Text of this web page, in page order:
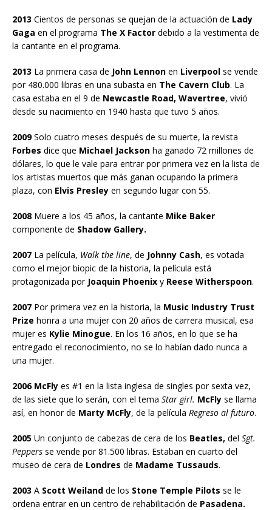
2013 Cientos de personas se quejan de la actuación de Lady
Gaga en el programa The X Factor debido a la vestimenta de
la cantante en el programa.
2013 La primera casa de John Lennon en Liverpool se vende
por 480.000 libras en una subasta en The Cavern Club. La
casa estaba en el 9 de Newcastle Road, Wavertree, vivió
desde su nacimiento en 1940 hasta que tuvo 5 años.
2009Solo cuatro meses después de su muerte, la revista
Forbes dice que Michael Jackson ha ganado 72 millones de
dólares, lo que le vale para entrar por primera vez en la lista de
los artistas muertos que más ganan ocupando la primera
plaza, con Elvis Presley en segundo lugar con 55.
2008 Muere a los 45 años, la cantante Mike Baker
componente de Shadow Gallery.
2007 La película, Walk the line, de Johnny Cash, es votada
como el mejor biopic de la historia, la película está
protagonizada por Joaquin Phoenix y Reese Witherspoon.
2007 Por primera vez en la historia, la Music Industry Trust
Prize honra a una mujer con 20 años de carrera musical, esa
mujer es Kylie Minogue. En los 16 años, en lo que se ha
entregado el reconocimiento, no se lo habían dado nunca a
una mujer.
2006 McFly es #1 en la lista inglesa de singles por sexta vez,
de las siete que lo serán, con el tema Star girl. McFly se llama
así, en honor de Marty McFly, de la película Regreso al futuro.
2005 Un conjunto de cabezas de cera de los Beatles, del Sgt.
Peppers se vende por 81.500 libras. Estaban en cuarto del
museo de cera de Londres de Madame Tussauds.
2003 A Scott Weiland de los Stone Temple Pilots se le
ordena entrar en un centro de rehabilitación de Pasadena.